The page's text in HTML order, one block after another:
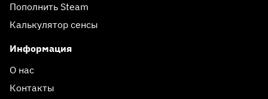
Пополнить Steam
Калькулятор сенсы
Информация
О нас
Контакты